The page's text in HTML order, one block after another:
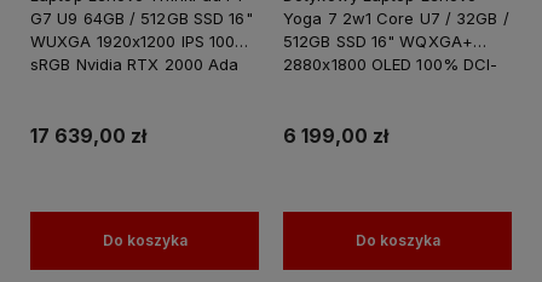
G7 U9 64GB / 512GB SSD 16"
WUXGA 1920x1200 IPS 100%
sRGB Nvidia RTX 2000 Ada
17 639,00 zł
Do koszyka
Yoga 7 2w1 Core U7 / 32GB /
512GB SSD 16" WQXGA+
2880x1800 OLED 100% DCI-
do Grafiki Projektowania
6 199,00 zł
Do koszyka